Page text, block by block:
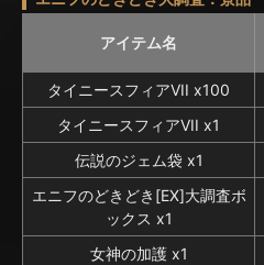
アイテム名
タイニースフィアVII x100
タイニースフィアVII x1
伝説のジェム袋 x1
エニフのどきどき[EX]大調査ボ
ックス x1
女神の加護 x1